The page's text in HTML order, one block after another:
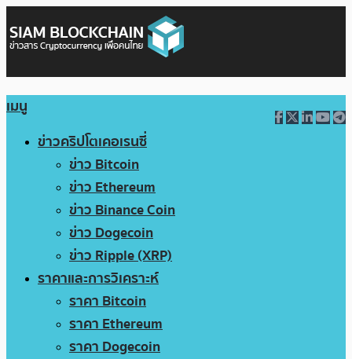
เมนู
ข่าวคริปโตเคอเรนซี่
ข่าว Bitcoin
ข่าว Ethereum
ข่าว Binance Coin
ข่าว Dogecoin
ข่าว Ripple (XRP)
ราคาและการวิเคราะห์
ราคา Bitcoin
ราคา Ethereum
ราคา Dogecoin